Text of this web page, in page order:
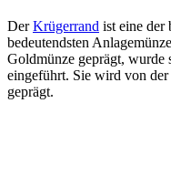
DerKrügerrand ist eine der
bedeutendsten
Goldmünze geprägt, wurde
eingeführt. Sie wird von
geprägt.